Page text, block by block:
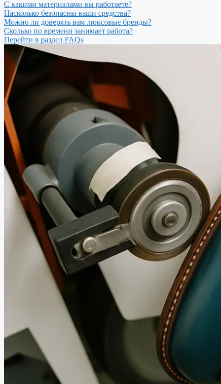
С какими материалами вы работаете?
Насколько безопасны ваши средства?
Можно ли доверять вам люксовые бренды?
Сколько по времени занимает работа?
Перейти в раздел FAQs